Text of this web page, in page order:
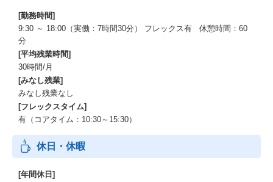
[勤務時間]
9:30 ～ 18:00（実働：7時間30分） フレックス有 休憩時間：60
分
[平均残業時間]
30時間/月
[みなし残業]
みなし残業なし
[フレックスタイム]
有（コアタイム：10:30～15:30）
休日・休暇
[年間休日]